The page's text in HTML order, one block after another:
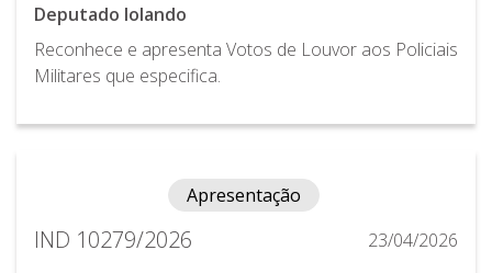
Deputado Iolando
Reconhece e apresenta Votos de Louvor aos Policiais
Militares que especifica.
Apresentação
IND 10279/2026
23/04/2026